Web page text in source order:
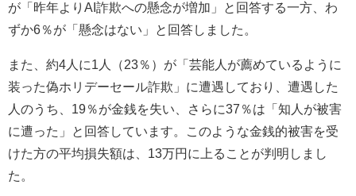
が「昨年よりAI詐欺への懸念が増加」と回答する一方、わ
ずか6％が「懸念はない」と回答しました。
また、約4人に1人（23％）が「芸能人が薦めているように
装った偽ホリデーセール詐欺」に遭遇しており、遭遇した
人のうち、19％が金銭を失い、さらに37％は「知人が被害
に遭った」と回答しています。このような金銭的被害を受
けた方の平均損失額は、13万円に上ることが判明しまし
た。